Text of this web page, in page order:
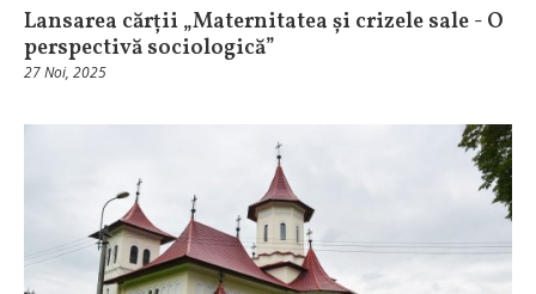
Lansarea cărții „Maternitatea și crizele sale - O
perspectivă sociologică”
27 Noi, 2025